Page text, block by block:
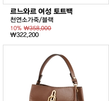
르느와르 여성 토트백
천연소가죽/블랙
10%₩358,000
₩322,200